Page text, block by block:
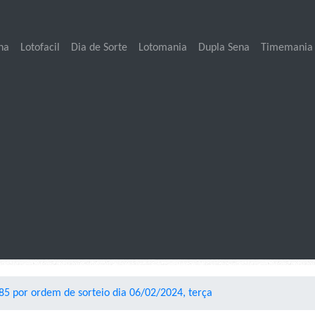
Lotofacil Dia de Sorte Lotomania Dupla Sena Timemania
por ordem de sorteio dia 06/02/2024, terça